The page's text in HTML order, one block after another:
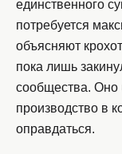
единственного
потребуется
объясняют
пока лишь
сообщества. Оно
производство в
оправдаться.